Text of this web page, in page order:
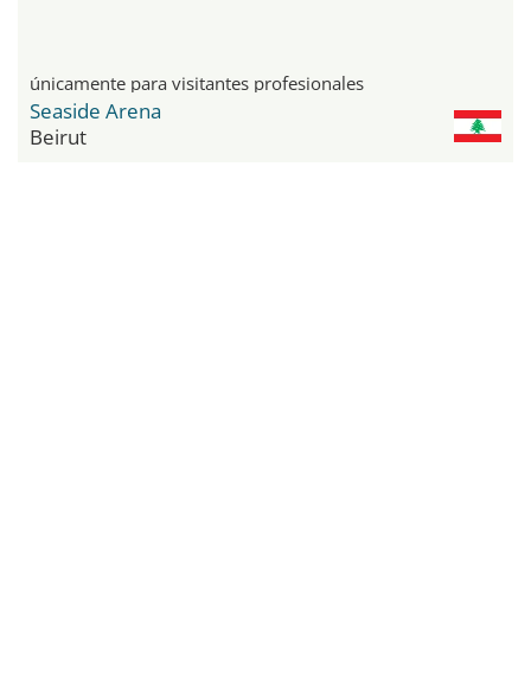
únicamente para visitantes profesionales
Seaside Arena
Beirut